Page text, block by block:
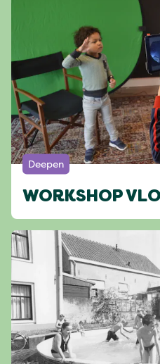
Deepen
WORKSHOP